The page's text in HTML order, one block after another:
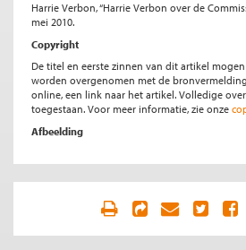
Harrie Verbon, “Harrie Verbon over de
mei 2010.
Copyright
De titel en eerste zinnen van dit artikel
worden overgenomen met de bronvermelding
online, een link naar het artikel. Volledige
toegestaan. Voor meer informatie, zie onze
Afbeelding